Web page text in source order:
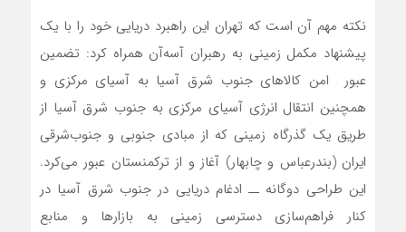
نکته مهم آن‌ است که تهران این راهبرد دریایی خود را با یک
پیشنهاد مکمل زمینی به رهبران آسه‌آن همراه کرد: تضمین
عبور امن کالاهای جنوب‌ شرق آسیا به آسیای مرکزی و
همچنین انتقال انرژی آسیای مرکزی به جنوب ‌شرق آسیا از
طریق یک گذرگاه زمینی که از مبادی جنوبی و جنوب‌شرقی
ایران (بندرعباس و چابهار) آغاز و از ترکمنستان عبور می‌کرد.
این طراحی دوگانه ــ ادغام دریایی در جنوب‌ شرق آسیا در
کنار فراهم‌سازی دسترسی زمینی به بازارها و منابع